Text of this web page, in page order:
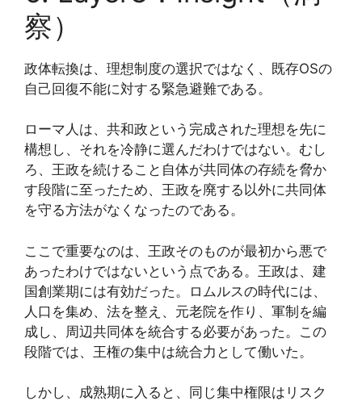
察）
政体転換は、理想制度の選択ではなく、既存OSの
自己回復不能に対する緊急避難である。
ローマ人は、共和政という完成された理想を先に
構想し、それを冷静に選んだわけではない。むし
ろ、王政を続けること自体が共同体の存続を脅か
す段階に至ったため、王政を廃する以外に共同体
を守る方法がなくなったのである。
ここで重要なのは、王政そのものが最初から悪で
あったわけではないという点である。王政は、建
国創業期には有効だった。ロムルスの時代には、
人口を集め、法を整え、元老院を作り、軍制を編
成し、周辺共同体を統合する必要があった。この
段階では、王権の集中は統合力として働いた。
しかし、成熟期に入ると、同じ集中権限はリスク